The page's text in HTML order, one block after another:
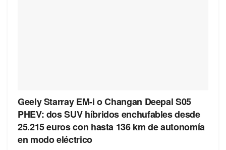
Geely Starray EM-i o Changan Deepal S05
PHEV: dos SUV híbridos enchufables desde
25.215 euros con hasta 136 km de autonomía
en modo eléctrico